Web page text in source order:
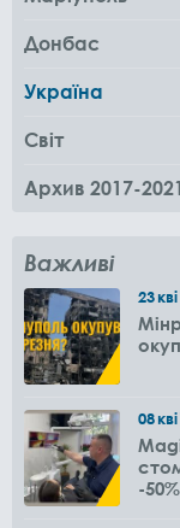
Донбас
Україна
Світ
Архив 2017-2021
Важливі
23кві
08кві
-50%